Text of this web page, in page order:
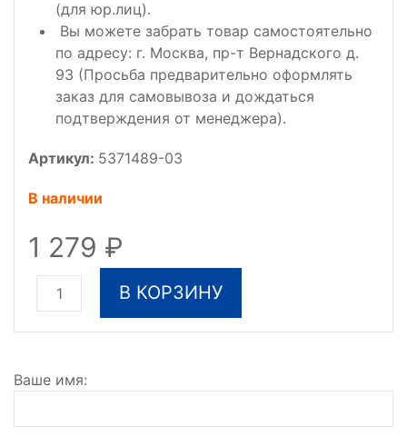
(для юр.лиц).
Вы можете забрать товар самостоятельно
по адресу: г. Москва, пр-т Вернадского д.
93 (Просьба предварительно оформлять
заказ для самовывоза и дождаться
подтверждения от менеджера).
Артикул: 5371489-03
В наличии
1 279
В КОРЗИНУ
Ваше имя